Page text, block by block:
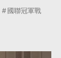
國聯冠軍戰